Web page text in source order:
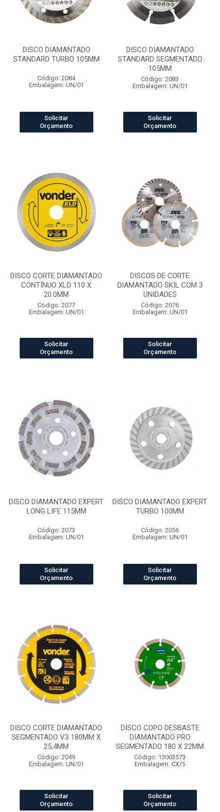
DISCO DIAMANTADO
STANDARD TURBO 105MM
Código: 2084
Embalagem: UN/01
Solicitar
Orçamento
DISCO DIAMANTADO
STANDARD SEGMENTADO
105MM
Código: 2083
Embalagem: UN/01
Solicitar
Orçamento
DISCO CORTE DIAMANTADO
CONTÍNUO XLD 110 X
20.0MM
Código: 2077
Embalagem: UN/01
Solicitar
Orçamento
DISCOS DE CORTE
DIAMANTADO SKIL COM 3
UNIDADES
Código: 2076
Embalagem: UN/01
Solicitar
Orçamento
DISCO DIAMANTADO EXPERT
LONG LIFE 115MM
Código: 2073
Embalagem: UN/01
Solicitar
Orçamento
DISCO DIAMANTADO EXPERT
TURBO 100MM
Código: 2056
Embalagem: UN/01
Solicitar
Orçamento
DISCO CORTE DIAMANTADO
SEGMENTADO V3 180MM X
25,4MM
Código: 2049
Embalagem: UN/01
Solicitar
Orçamento
DISCO COPO DESBASTE
DIAMANTADO PRO
SEGMENTADO 180 X 22MM
Código: 13003573
Embalagem: CX/5
Solicitar
Orçamento